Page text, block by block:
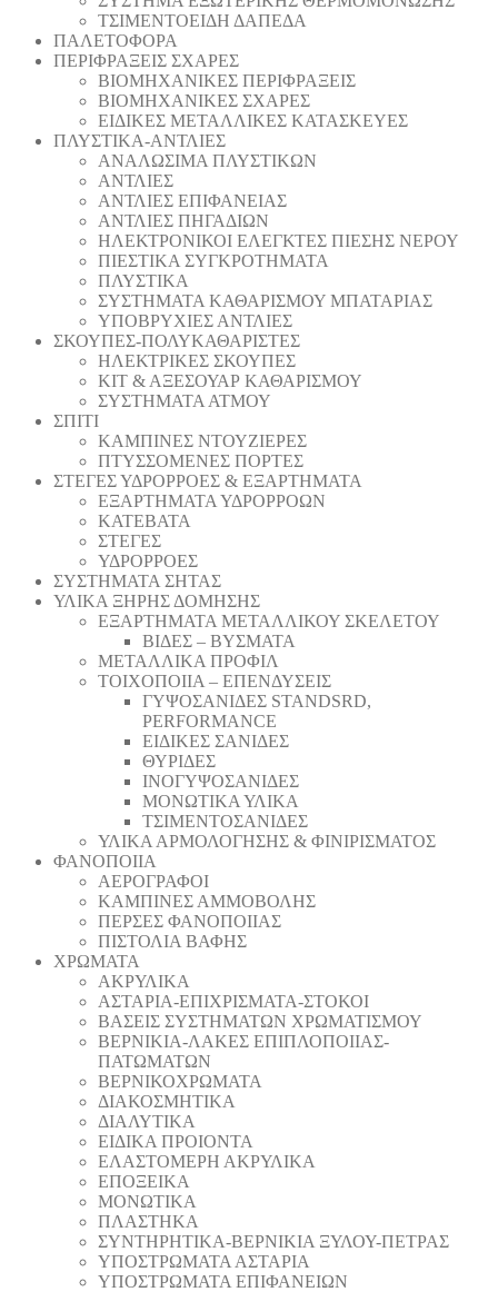
ΤΣΙΜΕΝΤΟΕΙΔΗ ΔΑΠΕΔΑ
ΠΑΛΕΤΟΦΟΡΑ
ΠΕΡΙΦΡΑΞΕΙΣ ΣΧΑΡΕΣ
ΒΙΟΜΗΧΑΝΙΚΕΣ ΠΕΡΙΦΡΑΞΕΙΣ
ΒΙΟΜΗΧΑΝΙΚΕΣ ΣΧΑΡΕΣ
ΕΙΔΙΚΕΣ ΜΕΤΑΛΛΙΚΕΣ ΚΑΤΑΣΚΕΥΕΣ
ΠΛΥΣΤΙΚΑ-ΑΝΤΛΙΕΣ
ΑΝΑΛΩΣΙΜΑ ΠΛΥΣΤΙΚΩΝ
ΑΝΤΛΙΕΣ
ΑΝΤΛΙΕΣ ΕΠΙΦΑΝΕΙΑΣ
ΑΝΤΛΙΕΣ ΠΗΓΑΔΙΩΝ
ΗΛΕΚΤΡΟΝΙΚΟΙ ΕΛΕΓΚΤΕΣ ΠΙΕΣΗΣ ΝΕΡΟΥ
ΠΙΕΣΤΙΚΑ ΣΥΓΚΡΟΤΗΜΑΤΑ
ΠΛΥΣΤΙΚΑ
ΣΥΣΤΗΜΑΤΑ ΚΑΘΑΡΙΣΜΟΥ ΜΠΑΤΑΡΙΑΣ
ΥΠΟΒΡΥΧΙΕΣ ΑΝΤΛΙΕΣ
ΣΚΟΥΠΕΣ-ΠΟΛΥΚΑΘΑΡΙΣΤΕΣ
ΗΛΕΚΤΡΙΚΕΣ ΣΚΟΥΠΕΣ
ΚΙΤ & ΑΞΕΣΟΥΑΡ ΚΑΘΑΡΙΣΜΟΥ
ΣΥΣΤΗΜΑΤΑ ΑΤΜΟΥ
ΣΠΙΤΙ
ΚΑΜΠΙΝΕΣ ΝΤΟΥΖΙΕΡΕΣ
ΠΤΥΣΣΟΜΕΝΕΣ ΠΟΡΤΕΣ
ΣΤΕΓΕΣ ΥΔΡΟΡΡΟΕΣ & ΕΞΑΡΤΗΜΑΤΑ
ΕΞΑΡΤΗΜΑΤΑ ΥΔΡΟΡΡΟΩΝ
ΚΑΤΕΒΑΤΑ
ΣΤΕΓΕΣ
ΥΔΡΟΡΡΟΕΣ
ΣΥΣΤΗΜΑΤΑ ΣΗΤΑΣ
ΥΛΙΚΑ ΞΗΡΗΣ ΔΟΜΗΣΗΣ
ΕΞΑΡΤΗΜΑΤΑ ΜΕΤΑΛΛΙΚΟΥ ΣΚΕΛΕΤΟΥ
ΒΙΔΕΣ – ΒΥΣΜΑΤΑ
ΜΕΤΑΛΛΙΚΑ ΠΡΟΦΙΛ
ΤΟΙΧΟΠΟΙΙΑ – ΕΠΕΝΔΥΣΕΙΣ
ΓΥΨΟΣΑΝΙΔΕΣ STANDSRD,
PERFORMANCE
ΕΙΔΙΚΕΣ ΣΑΝΙΔΕΣ
ΘΥΡΙΔΕΣ
ΙΝΟΓΥΨΟΣΑΝΙΔΕΣ
ΜΟΝΩΤΙΚΑ ΥΛΙΚΑ
ΤΣΙΜΕΝΤΟΣΑΝΙΔΕΣ
ΥΛΙΚΑ ΑΡΜΟΛΟΓΗΣΗΣ & ΦΙΝΙΡΙΣΜΑΤΟΣ
ΦΑΝΟΠΟΙΙΑ
ΑΕΡΟΓΡΑΦΟΙ
ΚΑΜΠΙΝΕΣ ΑΜΜΟΒΟΛΗΣ
ΠΕΡΣΕΣ ΦΑΝΟΠΟΙΙΑΣ
ΠΙΣΤΟΛΙΑ ΒΑΦΗΣ
ΧΡΩΜΑΤΑ
ΑΚΡΥΛΙΚΑ
ΑΣΤΑΡΙΑ-ΕΠΙΧΡΙΣΜΑΤΑ-ΣΤΟΚΟΙ
ΒΑΣΕΙΣ ΣΥΣΤΗΜΑΤΩΝ ΧΡΩΜΑΤΙΣΜΟΥ
ΒΕΡΝΙΚΙΑ-ΛΑΚΕΣ ΕΠΙΠΛΟΠΟΙΙΑΣ-
ΠΑΤΩΜΑΤΩΝ
ΒΕΡΝΙΚΟΧΡΩΜΑΤΑ
ΔΙΑΚΟΣΜΗΤΙΚΑ
ΔΙΑΛΥΤΙΚΑ
ΕΙΔΙΚΑ ΠΡΟΙΟΝΤΑ
ΕΛΑΣΤΟΜΕΡΗ ΑΚΡΥΛΙΚΑ
ΕΠΟΞΕΙΚΑ
ΜΟΝΩΤΙΚΑ
ΠΛΑΣΤΗΚΑ
ΣΥΝΤΗΡΗΤΙΚΑ-ΒΕΡΝΙΚΙΑ ΞΥΛΟΥ-ΠΕΤΡΑΣ
ΥΠΟΣΤΡΩΜΑΤΑ ΑΣΤΑΡΙΑ
ΥΠΟΣΤΡΩΜΑΤΑ ΕΠΙΦΑΝΕΙΩΝ